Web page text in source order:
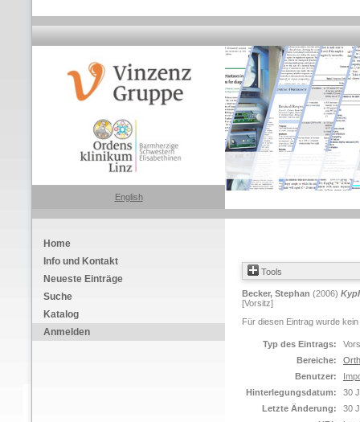
English
Home
Info und Kontakt
Neueste Einträge
Suche
Katalog
Anmelden
Tools
Becker, Stephan (2006)
[Vorsitz]
Für diesen Eintrag wurde
Typ des Eintrags:
Bereiche:
Benutzer:
Hinterlegungsdatum:
30
Letzte Änderung:
30